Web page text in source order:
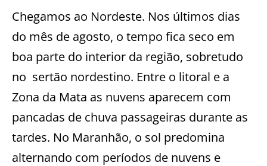
Chegamos ao Nordeste. Nos últimos dias
do mês de agosto, o tempo fica seco em
boa parte do interior da região, sobretudo
no sertão nordestino. Entre o litoral e a
Zona da Mata as nuvens aparecem com
pancadas de chuva passageiras durante as
tardes. No Maranhão, o sol predomina
alternando com períodos de nuvens e